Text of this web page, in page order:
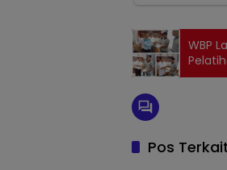
WBP
Pos